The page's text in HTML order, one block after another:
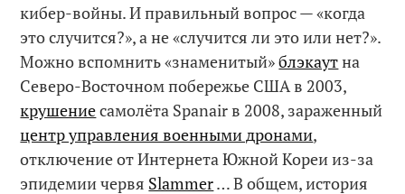
кибер-войны. И правильный вопрос — «когда
это случится?», а не «случится ли это или нет?».
Можно вспомнить «знаменитый»блэкаутна
Северо-Восточном побережье США в 2003,
крушениесамолёта Spanair в 2008, зараженный
центр управления военными дронами,
отключение от Интернета Южной Кореи из-за
эпидемии червя Slammer… В общем, история